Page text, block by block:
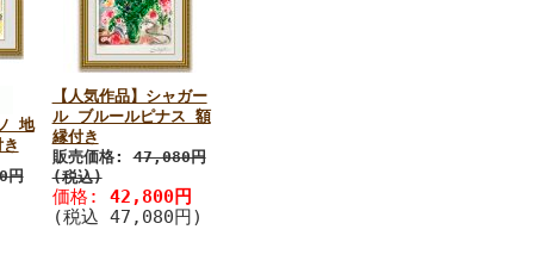
地
円
【人気作品】シャガー
ル ブルールピナス 額
縁付き
販売価格:47,080円
(税込)
価格: 42,800円
(税込 47,080円)